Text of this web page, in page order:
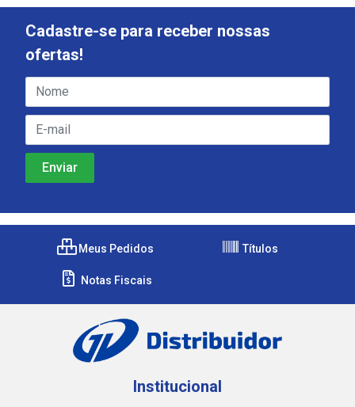
Cadastre-se para receber nossas
ofertas!
Meus Pedidos Títulos
Notas Fiscais
Institucional